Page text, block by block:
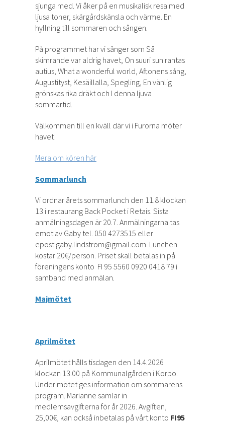
sjunga med. Vi åker på en musikalisk resa med
ljusa toner, skärgårdskänsla och värme. En
hyllning till sommaren och sången.
På programmet har vi sånger som Så
skimrande var aldrig havet, On suuri sun rantas
autius, What a wonderful world, Aftonens sång,
Augustityst, Kesäillalla, Spegling, En vänlig
grönskas rika dräkt och I denna ljuva
sommartid.
Välkommen till en kväll där vi i Furorna möter
havet!
Mera om kören här
Sommarlunch
Vi ordnar årets sommarlunch den 11.8 klockan
13 i restaurang Back Pocket i Retais. Sista
anmälningsdagen är 20.7. Anmälningarna tas
emot av Gaby tel. 050 4273515 eller
epost gaby.lindstrom@gmail.com. Lunchen
kostar 20€/person. Priset skall betalas in på
föreningens konto FI 95 5560 0920 0418 79 i
samband med anmälan.
Majmötet
Aprilmötet
Aprilmötet hålls tisdagen den 14.4.2026
klockan 13.00 på Kommunalgården i Korpo.
Under mötet ges information om sommarens
program. Marianne samlar in
medlemsavgifterna för år 2026. Avgiften,
25,00€, kan också inbetalas på vårt konto FI95